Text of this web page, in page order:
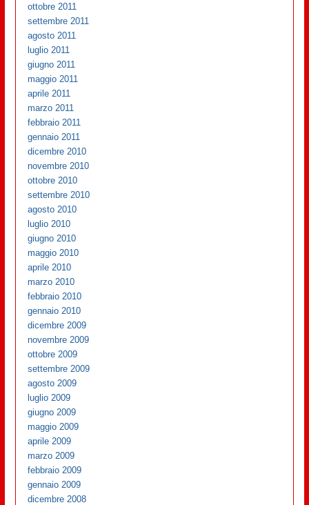
ottobre 2011
settembre 2011
agosto 2011
luglio 2011
giugno 2011
maggio 2011
aprile 2011
marzo 2011
febbraio 2011
gennaio 2011
dicembre 2010
novembre 2010
ottobre 2010
settembre 2010
agosto 2010
luglio 2010
giugno 2010
maggio 2010
aprile 2010
marzo 2010
febbraio 2010
gennaio 2010
dicembre 2009
novembre 2009
ottobre 2009
settembre 2009
agosto 2009
luglio 2009
giugno 2009
maggio 2009
aprile 2009
marzo 2009
febbraio 2009
gennaio 2009
dicembre 2008